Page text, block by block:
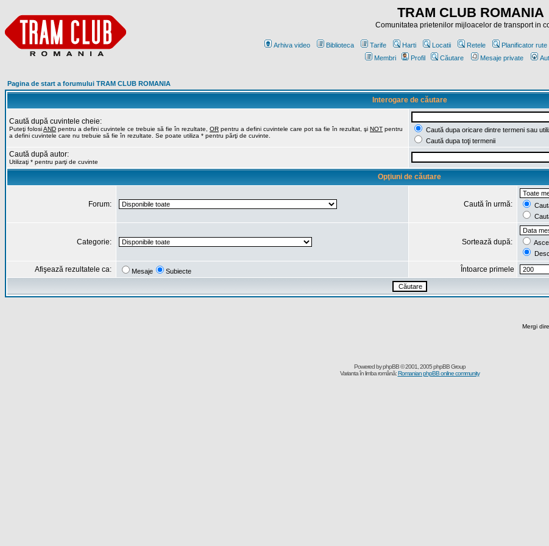
TRAM CLUB ROMANIA
Comunitatea prietenilor mijloacelor de transport in
Arhiva video Biblioteca Tarife Harti Locatii Retele Planificator rute
Membri
Profil Căutare Mesaje private
Pagina de start a forumului TRAM CLUB ROMANIA
Interogare de căutare
Caută după cuvintele cheie:
Puteţi folosiAND pentru a defini cuvintele ce trebuie să fie în rezultate, OR pentru a defini cuvintele care pot sa fie în rezultat, şi NOT pentru
a defini cuvintele care nu trebuie să fie în rezultate. Se poate utiliza * pentru părţi de cuvinte.
Caută dupa oricare dintre termeni sau
Caută dupa toţi termenii
Caută după autor:
Utilizaţi * pentru parţi de cuvinte
Opţiuni de căutare
Forum: Caută în urmă:
Categorie: Sortează după:
Afişează rezultatele ca: Mesaje Subiecte Întoarce primele
Mergi
Powered byphpBB© 2001, 2005 phpBB Group
Varianta în limba română:Romanian phpBB online community